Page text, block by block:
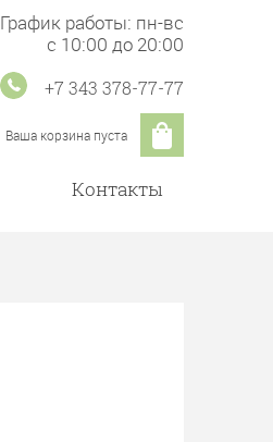
График работы: пн-вс
с 10:00 до 20:00
+7 343 378-77-77
Ваша корзина пуста
Контакты